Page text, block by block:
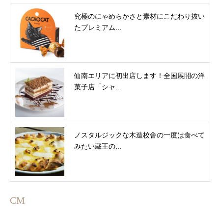
究極のにゃめらかさと素材にこだわり抜い
たプレミアム...
仙南エリアに初出店します！全国展開の洋
菓子店「シャ...
ノスタルジックな木造校舎の一度は食べて
みたい蔵王の...
CM